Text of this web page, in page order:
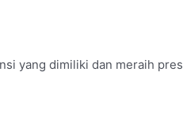
yang dimiliki dan meraih